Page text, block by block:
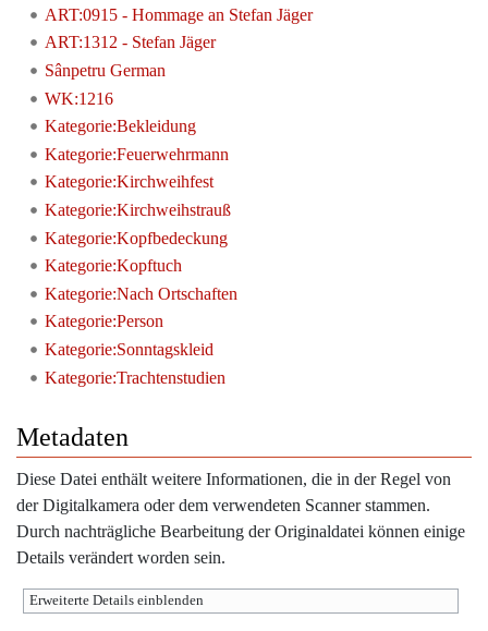
ART:0915 - Hommage an Stefan Jäger
ART:1312 - Stefan Jäger
Sânpetru German
WK:1216
Kategorie:Bekleidung
Kategorie:Feuerwehrmann
Kategorie:Kirchweihfest
Kategorie:Kirchweihstrauß
Kategorie:Kopfbedeckung
Kategorie:Kopftuch
Kategorie:Nach Ortschaften
Kategorie:Person
Kategorie:Sonntagskleid
Kategorie:Trachtenstudien
Metadaten
Diese Datei enthält weitere Informationen, die in der Regel von
der Digitalkamera oder dem verwendeten Scanner stammen.
Durch nachträgliche Bearbeitung der Originaldatei können einige
Details verändert worden sein.
Erweiterte Details einblenden